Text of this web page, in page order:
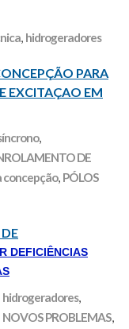
, hidrogeradores
PARA
EXCITAÇAO EM
,
DE
concepção, PÓLOS
DEFICIÊNCIAS
hidrogeradores,
NOVOS PROBLEMAS,